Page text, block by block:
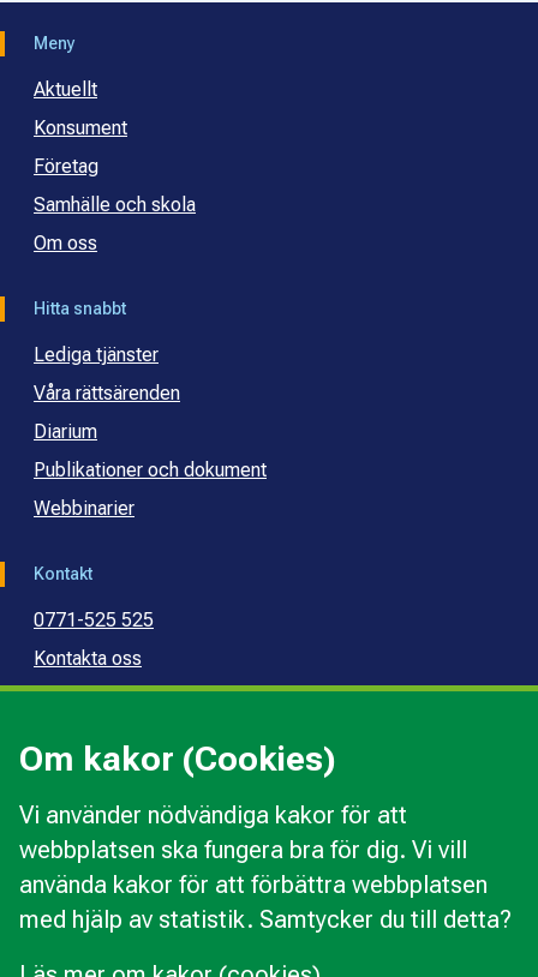
Om kakor (Cookies)
Vi använder nödvändiga kakor för att
webbplatsen ska fungera bra för dig. Vi vill
använda kakor för att förbättra webbplatsen
med hjälp av statistik. Samtycker du till detta?
Meny
Aktuellt
Konsument
Företag
Samhälle och skola
Om oss
Hitta snabbt
Lediga tjänster
Våra rättsärenden
Diarium
Publikationer och dokument
Webbinarier
Kontakt
0771-525 525
Kontakta oss
Press
Kommunal budget- och skuldrådgivning
Om webbplatsen
Behandling av personuppgifter